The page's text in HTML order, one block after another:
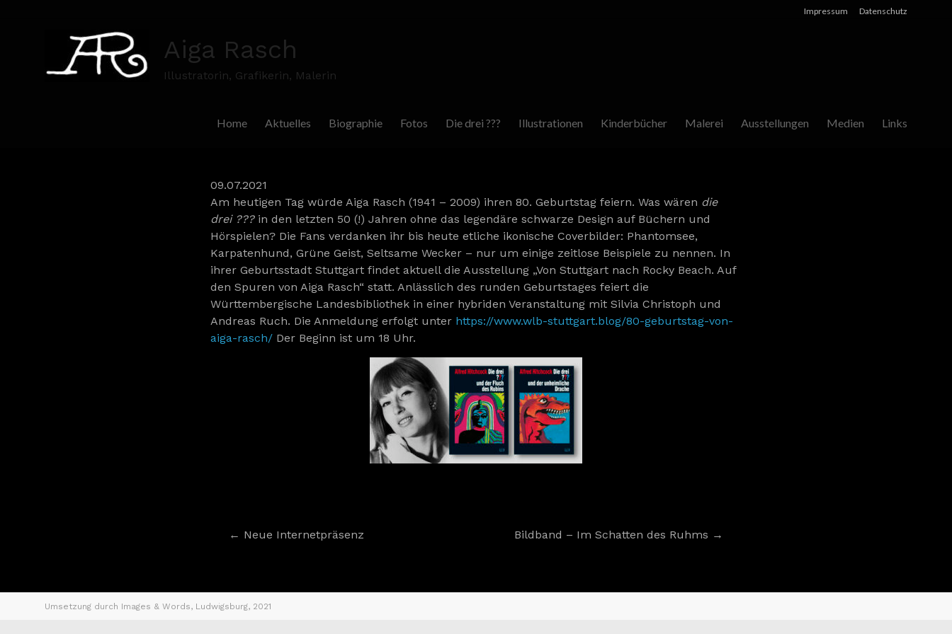
Impressum Datenschutz
Aiga Rasch
Illustratorin, Grafikerin, Malerin
Home Aktuelles Biographie Fotos Die drei ??? Illustrationen Kinderbücher Malerei Ausstellungen Medien Links
09.07.2021
Am heutigen Tag würde Aiga Rasch (1941 – 2009) ihren 80. Geburtstag feiern. Was wären die
drei ???in den letzten 50 (!) Jahren ohne das legendäre schwarze Design auf Büchern und
Hörspielen? Die Fans verdanken ihr bis heute etliche ikonische Coverbilder: Phantomsee,
Karpatenhund, Grüne Geist, Seltsame Wecker – nur um einige zeitlose Beispiele zu nennen. In
ihrer Geburtsstadt Stuttgart findet aktuell die Ausstellung „Von Stuttgart nach Rocky Beach. Auf
den Spuren von Aiga Rasch“ statt. Anlässlich des runden Geburtstages feiert die
Württembergische Landesbibliothek in einer hybriden Veranstaltung mit Silvia Christoph und
Andreas Ruch. Die Anmeldung erfolgt unter https://www.wlb-stuttgart.blog/80-geburtstag-von-
aiga-rasch/ Der Beginn ist um 18 Uhr.
← Neue Internetpräsenz Bildband – Im Schatten des Ruhms →
Umsetzung durch Images & Words, Ludwigsburg, 2021